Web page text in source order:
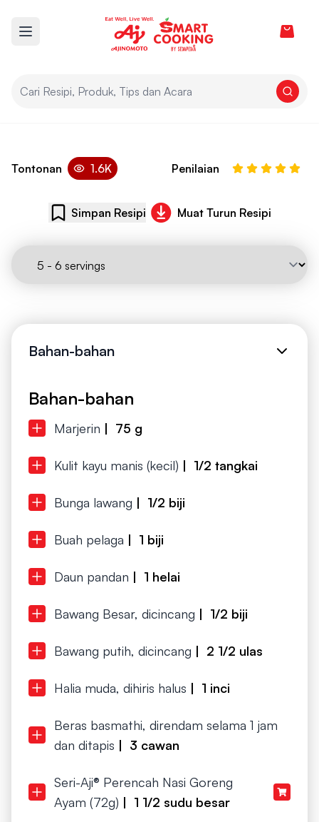
Open main menu
View
Tontonan 1.6K Penilaian
Simpan Resipi Muat Turun Resipi
Bahan-bahan
Bahan-bahan
Marjerin | 75 g
Kulit kayu manis (kecil) | 1/2 tangkai
Bunga lawang | 1/2 biji
Buah pelaga | 1 biji
Daun pandan | 1 helai
Bawang Besar, dicincang | 1/2 biji
Bawang putih, dicincang | 2 1/2 ulas
Halia muda, dihiris halus | 1 inci
Beras basmathi, direndam selama 1 jam
dan ditapis | 3 cawan
Seri-Aji® Perencah Nasi Goreng
Ayam (72g) | 1 1/2 sudu besar